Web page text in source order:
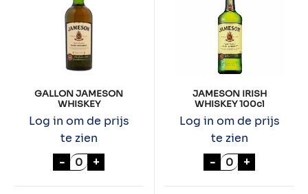
GALLON JAMESON
WHISKEY
Log in om de prijs
te zien
- GALLON JAMESON WHISKEY aantal
+
JAMESON IRISH
WHISKEY 100cl
Log in om de prijs
te zien
- JAMESON
+